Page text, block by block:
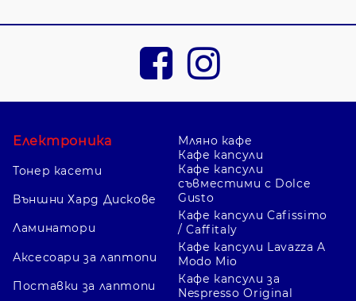
Електроника
Тонер касети
Външни Хард Дискове
Ламинатори
Аксесоари за лаптопи
Поставки за лаптопи
Мляно кафе
Кафе капсули
Кафе капсули
съвместими с Dolce
Gusto
Кафе капсули Cafissimo
/ Caffitaly
Кафе капсули Lavazza A
Modo Mio
Кафе капсули за
Nespresso Original